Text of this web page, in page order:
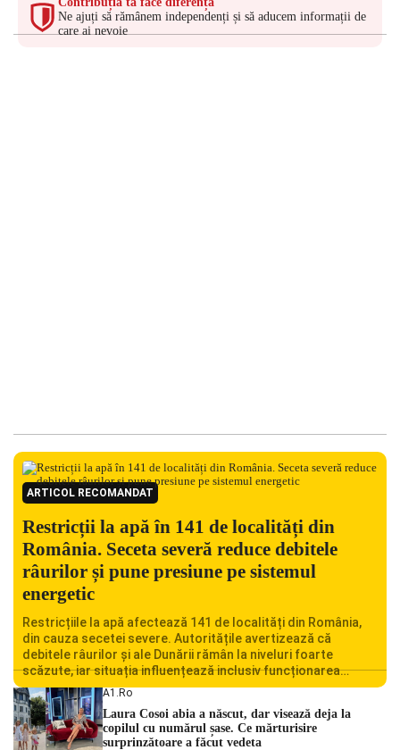
Ne ajuți să rămânem independenți și să aducem informații de
care ai nevoie
ARTICOL RECOMANDAT
Restricții la apă în 141 de localități din
România. Seceta severă reduce debitele
râurilor și pune presiune pe sistemul
energetic
Restricțiile la apă afectează 141 de localități din România,
din cauza secetei severe. Autoritățile avertizează că
debitele râurilor și ale Dunării rămân la niveluri foarte
scăzute, iar situația influențează inclusiv funcționarea
Centralei Nucleare de la Cernavodă. România se confruntă
cu una dintre cele mai dificile perioade din punct de vedere
hidrologic din ultimii ani. Lipsa […]
A1.ro
Laura Cosoi abia a născut, dar visează deja la
copilul cu numărul șase. Ce mărturisire
surprinzătoare a făcut vedeta